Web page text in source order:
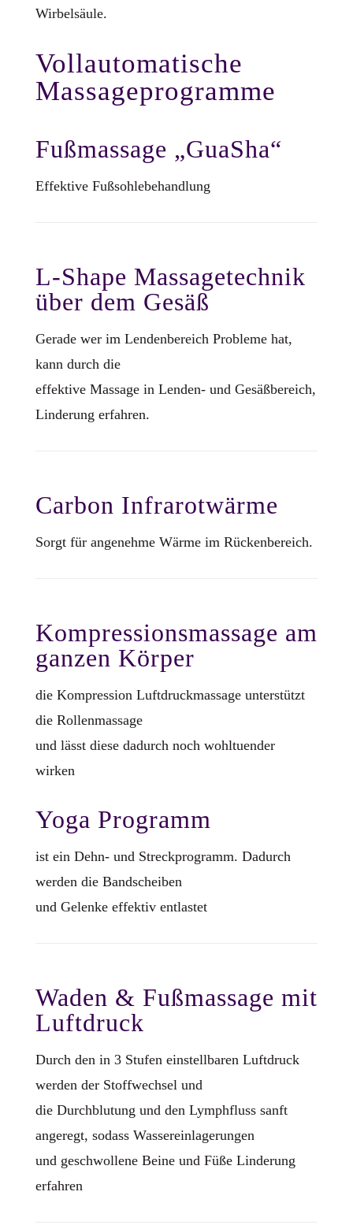
Wirbelsäule.
Vollautomatische
Massageprogramme
Fußmassage „GuaSha“
Effektive Fußsohlebehandlung
L-Shape Massagetechnik
über dem Gesäß
Gerade wer im Lendenbereich Probleme hat,
kann durch die
effektive Massage in Lenden- und Gesäßbereich,
Linderung erfahren.
Carbon Infrarotwärme
Sorgt für angenehme Wärme im Rückenbereich.
Kompressionsmassage am
ganzen Körper
die Kompression Luftdruckmassage unterstützt
die Rollenmassage
und lässt diese dadurch noch wohltuender
wirken
Yoga Programm
ist ein Dehn- und Streckprogramm. Dadurch
werden die Bandscheiben
und Gelenke effektiv entlastet
Waden & Fußmassage mit
Luftdruck
Durch den in 3 Stufen einstellbaren Luftdruck
werden der Stoffwechsel und
die Durchblutung und den Lymphfluss sanft
angeregt, sodass Wassereinlagerungen
und geschwollene Beine und Füße Linderung
erfahren